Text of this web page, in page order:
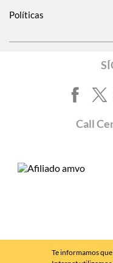
Te informamos
Políticas
Call
Andrea MX ® 2024 - D.R.